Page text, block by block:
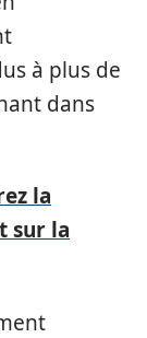
à plus de
dans
la
sur la